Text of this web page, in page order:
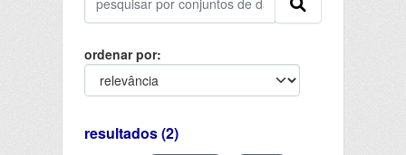
ordenar por
resultados (2)